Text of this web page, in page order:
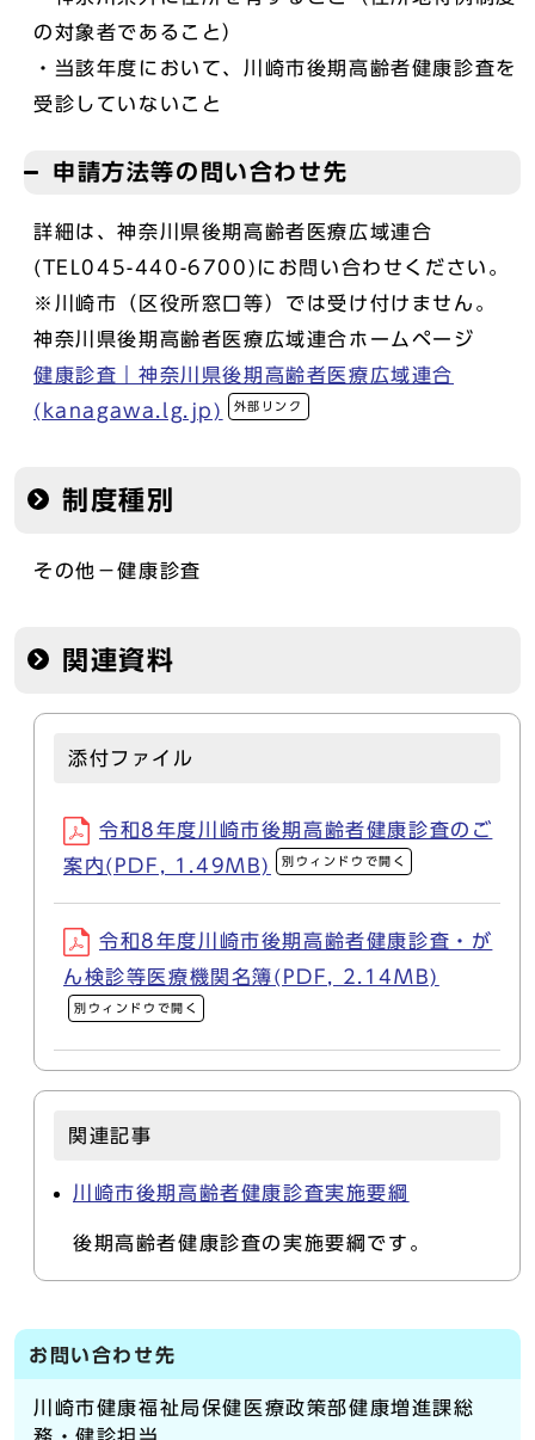
の対象者であること）
・当該年度において、川崎市後期高齢者健康診査を
受診していないこと
申請方法等の問い合わせ先
詳細は、神奈川県後期高齢者医療広域連合
(TEL045-440-6700)にお問い合わせください。
※川崎市（区役所窓口等）では受け付けません。
神奈川県後期高齢者医療広域連合ホームページ
健康診査｜神奈川県後期高齢者医療広域連合
(kanagawa.lg.jp)
外部リンク
制度種別
その他－健康診査
関連資料
添付ファイル
令和8年度川崎市後期高齢者健康診査のご
案内(PDF, 1.49MB)
別ウィンドウで開く
令和8年度川崎市後期高齢者健康診査・が
ん検診等医療機関名簿(PDF, 2.14MB)
別ウィンドウで開く
関連記事
川崎市後期高齢者健康診査実施要綱
後期高齢者健康診査の実施要綱です。
お問い合わせ先
川崎市健康福祉局保健医療政策部健康増進課総